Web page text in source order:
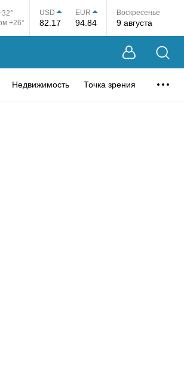
+26°
USD
82.17
EUR
94.84
Воскресенье
9 августа
Недвижимость Точка зрения